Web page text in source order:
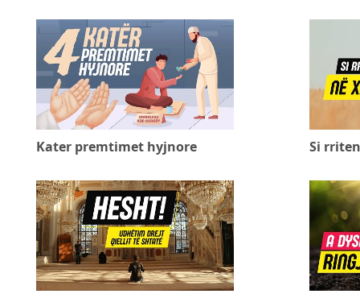
Kater premtimet hyjnore Si